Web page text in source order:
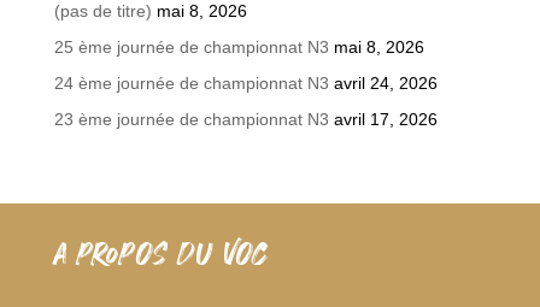
(pas de titre) mai 8, 2026
25 ème journée de championnat N3 mai 8, 2026
24 ème journée de championnat N3 avril 24, 2026
23 ème journée de championnat N3 avril 17, 2026
A PROPOS DU VOC